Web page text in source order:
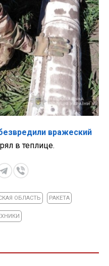
вражеский
в теплице.
ОБЛАСТЬ РАКЕТА